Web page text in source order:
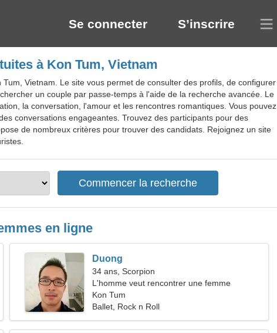
Se connecter S’inscrire
à Kon Tum, Vietnam
Vietnam. Le site vous permet de consulter des profils, de configurer
un couple par passe-temps à l'aide de la recherche avancée. Le
la conversation, l'amour et les rencontres romantiques. Vous pouvez
conversations engageantes. Trouvez des participants pour des
de nombreux critères pour trouver des candidats. Rejoignez un site
en ligne
Duong
34 ans, Scorpion
L'homme veut rencontrer une femme
Kon Tum
Ballet, Rock n Roll